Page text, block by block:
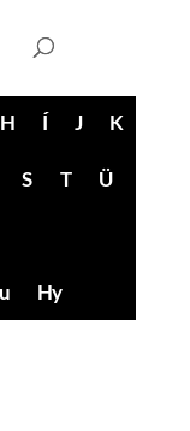
H Í J K
S T Ü
Hy